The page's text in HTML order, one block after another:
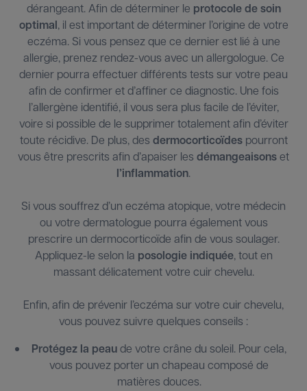
dérangeant. Afin de déterminer le protocole de soin
optimal, il est important de déterminer l’origine de votre
eczéma. Si vous pensez que ce dernier est lié à une
allergie, prenez rendez-vous avec un allergologue. Ce
dernier pourra effectuer différents tests sur votre peau
afin de confirmer et d’affiner ce diagnostic. Une fois
l’allergène identifié, il vous sera plus facile de l’éviter,
voire si possible de le supprimer totalement afin d’éviter
toute récidive. De plus, des dermocorticoïdes pourront
vous être prescrits afin d’apaiser les démangeaisonset
l’inflammation.
Si vous souffrez d’un eczéma atopique, votre médecin
ou votre dermatologue pourra également vous
prescrire un dermocorticoïde afin de vous soulager.
Appliquez-le selon la posologie indiquée, tout en
massant délicatement votre cuir chevelu.
Enfin, afin de prévenir l’eczéma sur votre cuir chevelu,
vous pouvez suivre quelques conseils :
Protégez la peaude votre crâne du soleil. Pour cela,
vous pouvez porter un chapeau composé de
matières douces.